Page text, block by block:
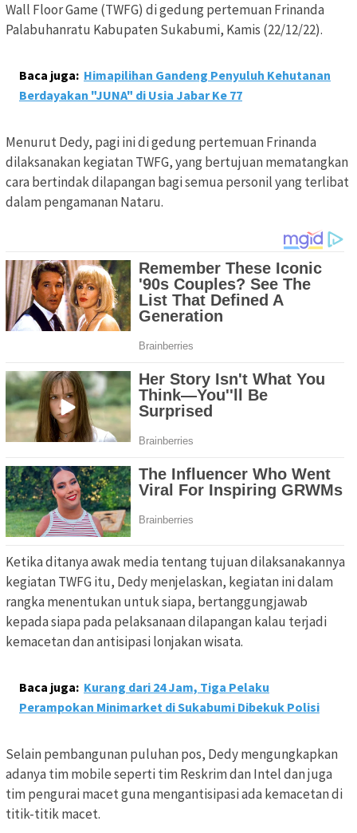
Wall Floor Game (TWFG) di gedung pertemuan Frinanda
Palabuhanratu Kabupaten Sukabumi, Kamis (22/12/22).
Baca juga: Himapilihan Gandeng Penyuluh Kehutanan
Berdayakan "JUNA" di Usia Jabar Ke 77
Menurut Dedy, pagi ini di gedung pertemuan Frinanda
dilaksanakan kegiatan TWFG, yang bertujuan mematangkan
cara bertindak dilapangan bagi semua personil yang terlibat
dalam pengamanan Nataru.
Ketika ditanya awak media tentang tujuan dilaksanakannya
kegiatan TWFG itu, Dedy menjelaskan, kegiatan ini dalam
rangka menentukan untuk siapa, bertanggungjawab
kepada siapa pada pelaksanaan dilapangan kalau terjadi
kemacetan dan antisipasi lonjakan wisata.
Baca juga: Kurang dari 24 Jam, Tiga Pelaku
Perampokan Minimarket di Sukabumi Dibekuk Polisi
Selain pembangunan puluhan pos, Dedy mengungkapkan
adanya tim mobile seperti tim Reskrim dan Intel dan juga
tim pengurai macet guna mengantisipasi ada kemacetan di
titik-titik macet.